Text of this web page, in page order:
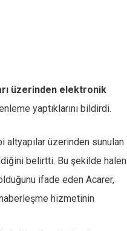
üzerinden elektronik
yaptıklarını bildirdi.
altyapılar üzerinden sunulan
belirtti. Bu şekilde halen
ifade eden Acarer,
hizmetinin